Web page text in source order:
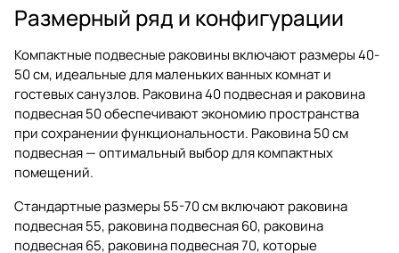
Размерный ряд и конфигурации
Компактные подвесные раковины включают размеры 40-
50 см, идеальные для маленьких ванных комнат и
гостевых санузлов. Раковина 40 подвесная и раковина
подвесная 50 обеспечивают экономию пространства
при сохранении функциональности. Раковина 50 см
подвесная — оптимальный выбор для компактных
помещений.
Стандартные размеры 55-70 см включают раковина
подвесная 55, раковина подвесная 60, раковина
подвесная 65, раковина подвесная 70, которые